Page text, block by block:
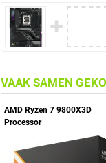
✚
VAAK SAMEN
AMD Ryzen 7 9800X3D
Processor